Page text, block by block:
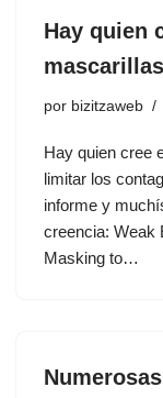
Hay quien
mascarillas
por bizitzaweb
Hay quien cree
limitar los
informe y
creencia: Weak
Masking to…